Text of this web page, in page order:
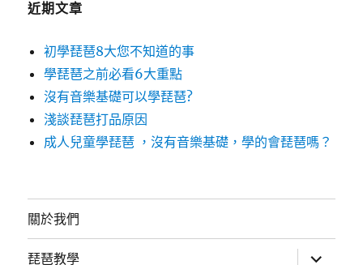
近期文章
初學琵琶8大您不知道的事
學琵琶之前必看6大重點
沒有音樂基礎可以學琵琶?
淺談琵琶打品原因
成人兒童學琵琶 ，沒有音樂基礎，學的會琵琶嗎？
關於我們
琵琶教學